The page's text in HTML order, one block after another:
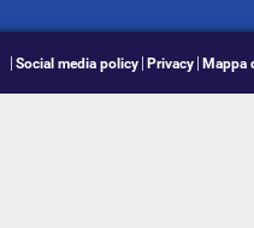
Social media policy Privacy Mappa